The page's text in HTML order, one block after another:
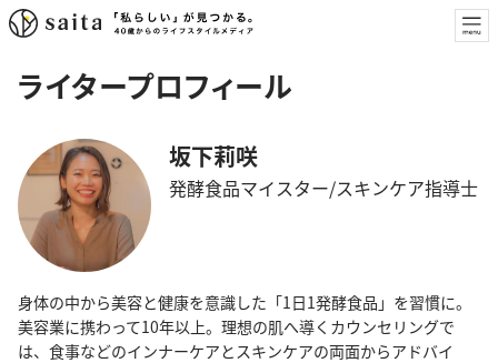
ライタープロフィール
坂下莉咲
発酵食品マイスター/スキンケア指導士
身体の中から美容と健康を意識した「1日1発酵食品」を習慣に。
美容業に携わって10年以上。理想の肌へ導くカウンセリングで
は、食事などのインナーケアとスキンケアの両面からアドバイ